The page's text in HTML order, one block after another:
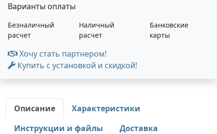
Варианты оплаты
Безналичный
расчет
Наличный
расчет
Банковские
карты
Хочу стать партнером!
Купить с установкой и скидкой!
Описание
Характеристики
Инструкции и файлы
Доставка